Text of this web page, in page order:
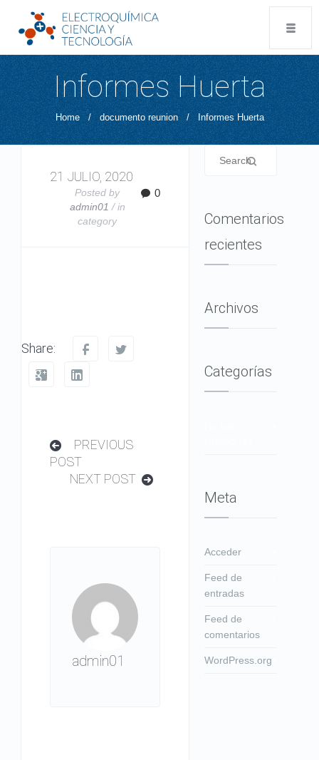
Informes Huerta
Home / documento reunion / Informes Huerta
21 JULIO, 2020
Posted by
admin01 / in
category
0
Share:
PREVIOUS
POST
NEXT POST
admin01
Comentarios
recientes
Archivos
Categorías
Meta
Acceder
Feed de
entradas
Feed de
comentarios
WordPress.org